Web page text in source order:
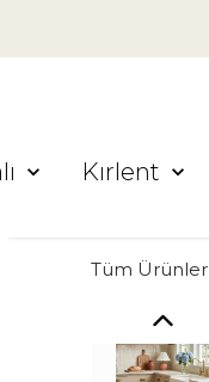
Kırlent
Tüm Ürünler